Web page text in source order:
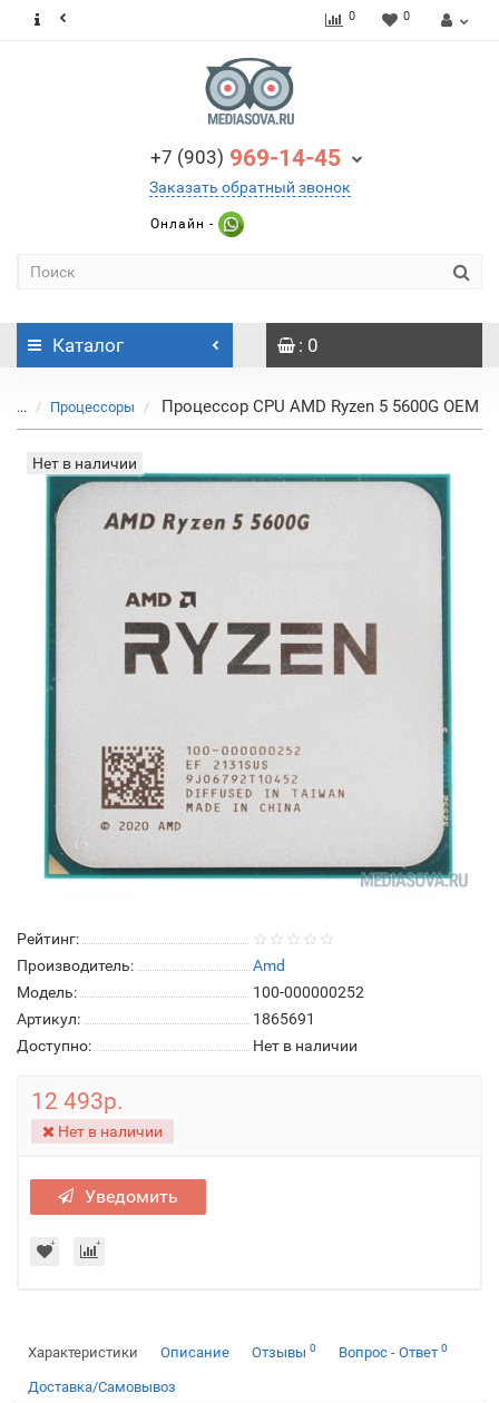
0 0
+7 (903) 969-14-45
Заказать обратный звонок
Онлайн -
Каталог : 0
... Процессоры Процессор CPU AMD Ryzen 5 5600G OEM
Нет в наличии
Рейтинг:
Производитель:
Amd
Модель:
100-000000252
Артикул:
1865691
Доступно:
Нет в наличии
12 493р.
Нет в наличии
Уведомить
Характеристики Описание Отзывы 0 Вопрос - Ответ 0
Доставка/Самовывоз